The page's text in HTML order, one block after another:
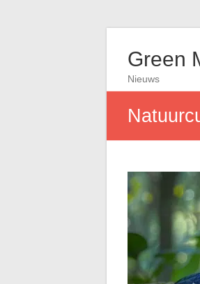
Green
Nieuws